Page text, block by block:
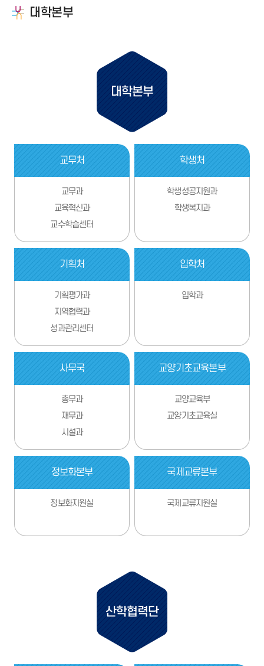
대학본부
대학본부
교무처
교무과
교육혁신과
교수학습센터
학생처
학생성공지원과
학생복지과
기획처
기획평가과
지역협력과
성과관리센터
입학처
입학과
사무국
총무과
재무과
시설과
교양기초교육본부
교양교육부
교양기초교육실
정보화본부
정보화지원실
국제교류본부
국제교류지원실
산학협력단